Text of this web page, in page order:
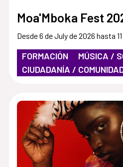
Moa'Mboka Fest
Desde 6 de July de 2026 hasta
FORMACIÓN MÚSICA /
CIUDADANÍA /